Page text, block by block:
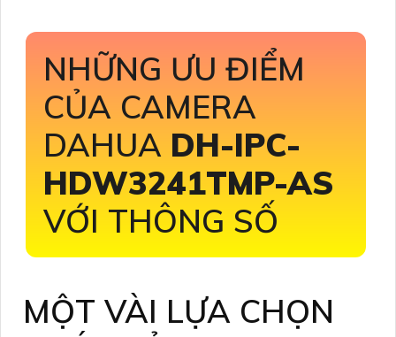
NHỮNG ƯU ĐIỂM
CỦA CAMERA
DAHUA DH-IPC-
HDW3241TMP-AS
VỚI THÔNG SỐ
MỘT VÀI LỰA CHỌN